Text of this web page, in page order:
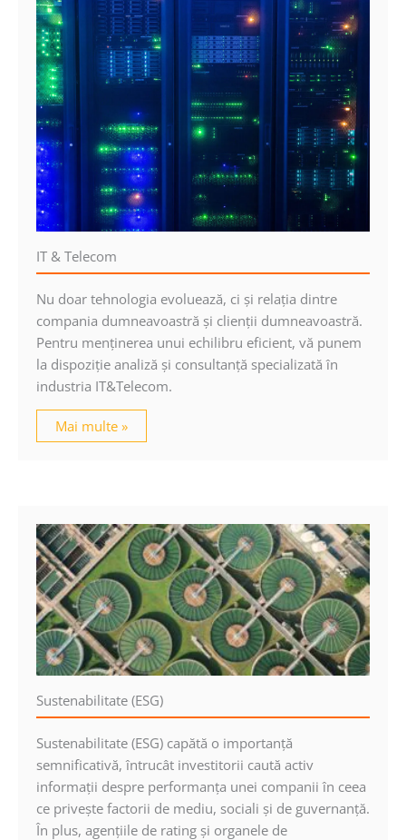
IT & Telecom
Nu doar tehnologia evoluează, ci şi relaţia dintre
compania dumneavoastră şi clienţii dumneavoastră.
Pentru menţinerea unui echilibru eficient, vă punem
la dispoziţie analiză şi consultanţă specializată în
industria IT&Telecom.
Mai multe »
Sustenabilitate (ESG)
Sustenabilitate (ESG) capătă o importanţă
semnificativă, întrucât investitorii caută activ
informaţii despre performanţa unei companii în ceea
ce priveşte factorii de mediu, sociali şi de guvernanţă.
În plus, agenţiile de rating şi organele de